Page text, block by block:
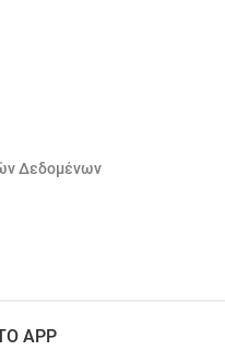
Δεδομένων
APP